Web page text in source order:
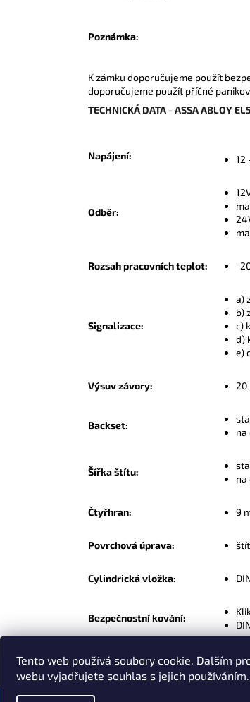
Tento web používá soubory cookie. Dalším
webu vyjadřujete souhlas s jejich
Poznámka:
K zámku doporučujeme použít
doporučujeme použít příčné
TECHNICKÁ DATA - ASSA ABLOY
Napájení: 12
Odběr:
Rozsah pracovních teplot: -
Signalizace:
a)
b)
c)
d)
e)
Výsuv závory: 20
Backset:
na
Šířka štítu:
na
Čtyřhran: 9
Povrchová úprava:
Cylindrická vložka:
Bezpečnostní kování:
Balení obsahuje: